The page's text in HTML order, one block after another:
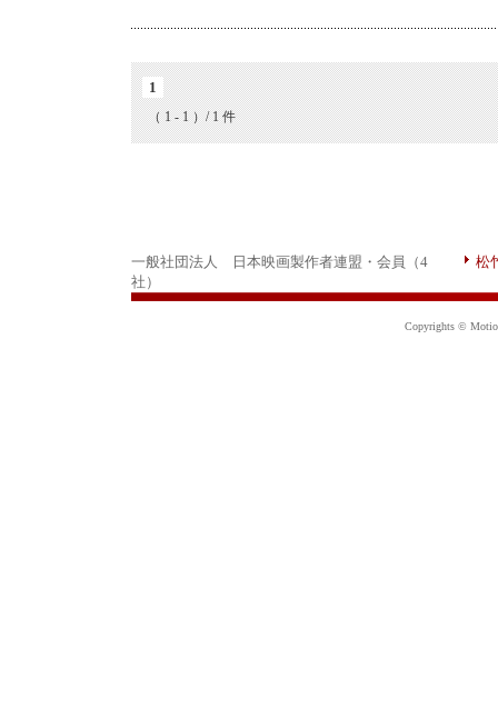
1
（ 1 - 1 ）/ 1 件
一般社団法人 日本映画製作者連盟・会員（4
社）
松
Copyrights ©